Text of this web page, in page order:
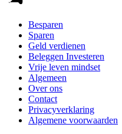
Besparen
Sparen
Geld verdienen
Beleggen Investeren
Vrije leven mindset
Algemeen
Over ons
Contact
Privacyverklaring
Algemene voorwaarden